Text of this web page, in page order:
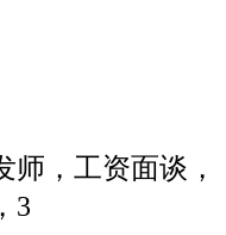
，工资面谈，
3